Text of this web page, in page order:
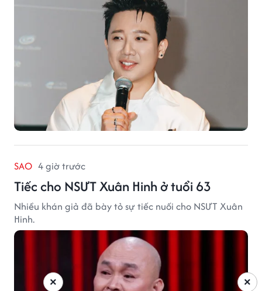
SAO 4 giờ trước
Tiếc cho NSƯT Xuân Hinh ở tuổi 63
Nhiều khán giả đã bày tỏ sự tiếc nuối cho NSƯT Xuân
Hinh.
×
×